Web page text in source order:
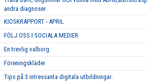
andra diagnoser
KIOSKRAPPORT - APRIL
FÖLJ OSS I SOCIALA MEDIER
En trevlig valborg
Föreningskläder
Tips på 3 intressanta digitala utbildningar.